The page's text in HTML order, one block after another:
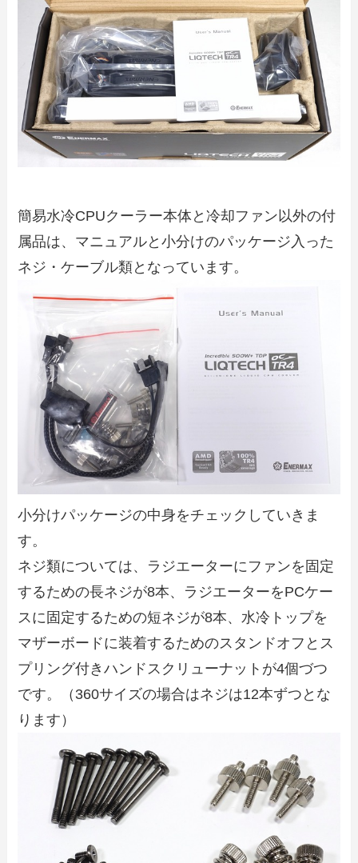
簡易水冷CPUクーラー本体と冷却ファン以外の付
属品は、マニュアルと小分けのパッケージ入った
ネジ・ケーブル類となっています。
小分けパッケージの中身をチェックしていきま
す。
ネジ類については、ラジエーターにファンを固定
するための長ネジが8本、ラジエーターをPCケー
スに固定するための短ネジが8本、水冷トップを
マザーボードに装着するためのスタンドオフとス
プリング付きハンドスクリューナットが4個づつ
です。（360サイズの場合はネジは12本ずつとな
ります）